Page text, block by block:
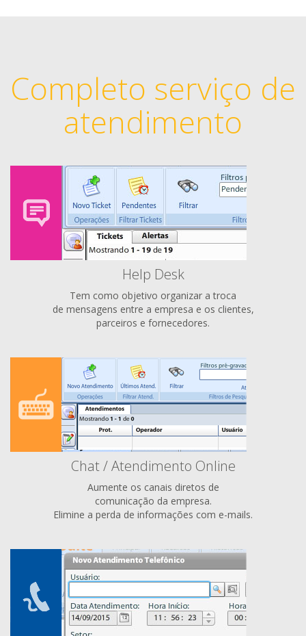
Completo serviço de
atendimento
Help Desk
Tem como objetivo organizar a troca
de mensagens entre a empresa e os clientes,
parceiros e fornecedores.
Chat / Atendimento Online
Aumente os canais diretos de
comunicação da empresa.
Elimine a perda de informações com e-mails.